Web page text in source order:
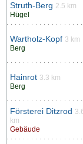
Struth-Berg 2.5 km
Hügel
Wartholz-Kopf 3 km
Berg
Hainrot 3.3 km
Berg
Försterei Ditzrod
km
Gebäude